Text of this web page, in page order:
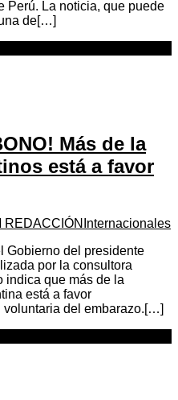
Perú. La noticia, que puede
de[…]
Más de la
está a favor
REDACCIÓN Internacionales
Gobierno del presidente
por la consultora
indica que más de la
está a favor
del embarazo.[…]